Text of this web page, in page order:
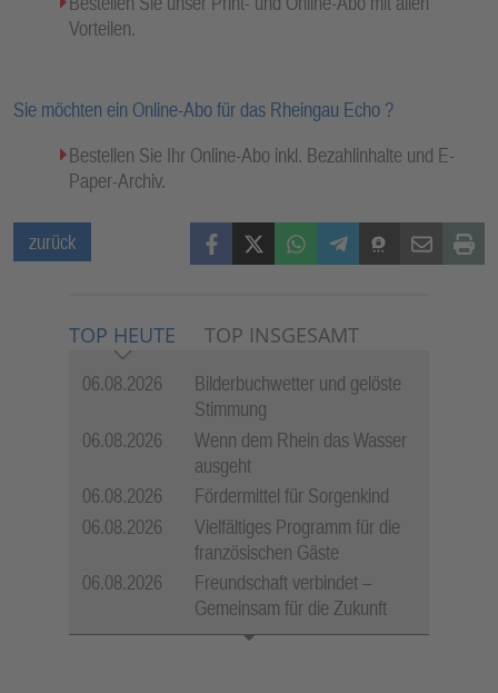
Vorteilen.
Sie möchten ein Online-Abo für das Rheingau Echo ?
Bestellen Sie Ihr Online-Abo inkl. Bezahlinhalte und E-
Paper-Archiv.
zurück FacebookX (Twitter)WhatsAppTelegramThreemaMail Print
TOP HEUTE TOP INSGESAMT
06.08.2026
Bilderbuchwetter und gelöste
Stimmung
06.08.2026
Wenn dem Rhein das Wasser
ausgeht
06.08.2026
Fördermittel für Sorgenkind
06.08.2026
Vielfältiges Programm für die
französischen Gäste
06.08.2026
Freundschaft verbindet –
Gemeinsam für die Zukunft